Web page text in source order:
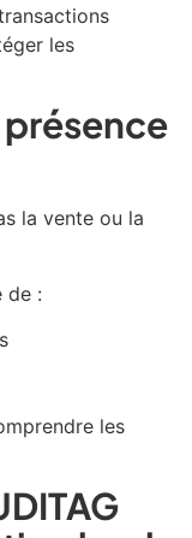
les
présence
la vente ou la
de :
les